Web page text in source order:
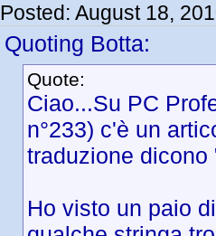
Posted: August 18,
Quoting Botta:
Quote:
Ciao...Su PC
n°233) c'è un
traduzione dicono
Ho visto un paio